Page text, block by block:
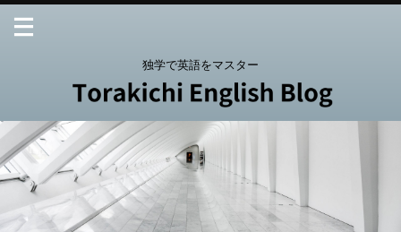
独学で英語をマスター